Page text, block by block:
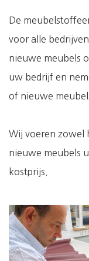
De
voor alle
nieuwe meubels
uw bedrijf en
of nieuwe
Wij voeren zowel
nieuwe meubels
kostprijs.